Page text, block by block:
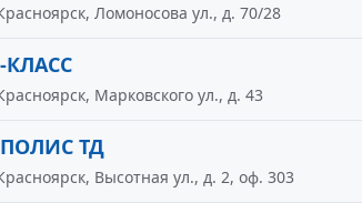
Ломоносова ул., д. 70/28
КЛАСС
Марковского ул., д. 43
ТД
Высотная ул., д. 2, оф. 303